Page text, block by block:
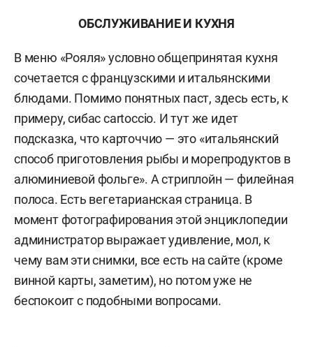
ОБСЛУЖИВАНИЕ И КУХНЯ
В меню «Рояля» условно общепринятая кухня
сочетается с французскими и итальянскими
блюдами. Помимо понятных паст, здесь есть, к
примеру, сибас cartoccio. И тут же идет
подсказка, что карточчио — это «итальянский
способ приготовления рыбы и морепродуктов в
алюминиевой фольге». А стриплойн — филейная
полоса. Есть вегетарианская страница. В
момент фотографирования этой энциклопедии
администратор выражает удивление, мол, к
чему вам эти снимки, все есть на сайте (кроме
винной карты, заметим), но потом уже не
беспокоит с подобными вопросами.